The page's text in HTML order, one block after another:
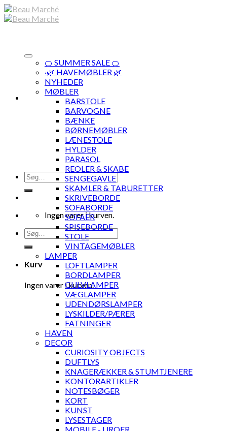
Skip
to
Søg
efter:
Ingen varer i kurven.
Søg
efter:
Kurv
Ingen varer i kurven.
🍊 SUMMER SALE 🍊
·🌿 HAVEMØBLER 🌿
NYHEDER
MØBLER
BARSTOLE
BARVOGNE
BÆNKE
BØRNEMØBLER
LÆNESTOLE
HYLDER
PARASOL
REOLER & SKABE
SENGEGAVLE
SKAMLER & TABURETTER
SKRIVEBORDE
SOFABORDE
SOFAER
SPISEBORDE
STOLE
VINTAGEMØBLER
LAMPER
LOFTLAMPER
BORDLAMPER
GULVLAMPER
VÆGLAMPER
UDENDØRSLAMPER
LYSKILDER/PÆRER
FATNINGER
HAVEN
DECOR
CURIOSITY OBJECTS
DUFTLYS
KNAGERÆKKER & STUMTJENERE
KONTORARTIKLER
NOTESBØGER
KORT
KUNST
LYSESTAGER